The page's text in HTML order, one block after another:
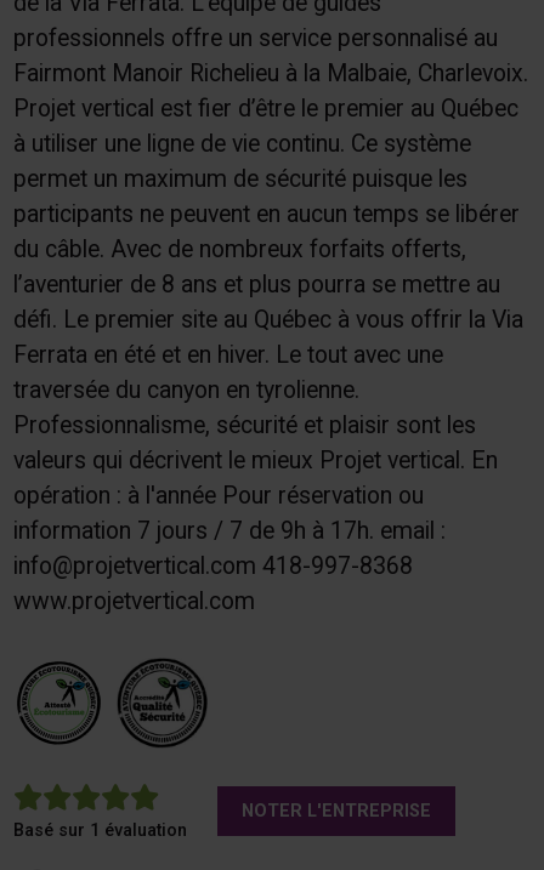
professionnels offre un service personnalisé au
Fairmont Manoir Richelieu à la Malbaie, Charlevoix.
Projet vertical est fier d’être le premier au Québec
à utiliser une ligne de vie continu. Ce système
permet un maximum de sécurité puisque les
participants ne peuvent en aucun temps se libérer
du câble. Avec de nombreux forfaits offerts,
l’aventurier de 8 ans et plus pourra se mettre au
défi. Le premier site au Québec à vous offrir la Via
Ferrata en été et en hiver. Le tout avec une
traversée du canyon en tyrolienne.
Professionnalisme, sécurité et plaisir sont les
valeurs qui décrivent le mieux Projet vertical. En
opération : à l'année Pour réservation ou
information 7 jours / 7 de 9h à 17h. email :
info@projetvertical.com 418-997-8368
www.projetvertical.com
5
Basé sur 1 évaluation
NOTER L'ENTREPRISE